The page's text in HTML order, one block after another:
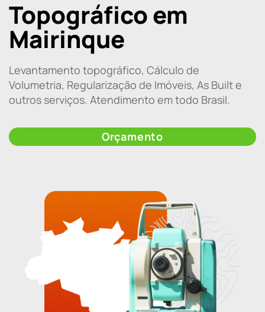
Topográfico em
Mairinque
Levantamento topográfico, Cálculo de
Volumetria, Regularização de Imóveis, As Built e
outros serviços. Atendimento em todo Brasil.
Orçamento